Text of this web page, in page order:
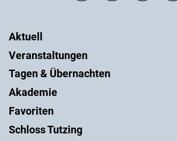
Aktuell
Veranstaltungen
Tagen & Übernachten
Akademie
Favoriten
Schloss Tutzing